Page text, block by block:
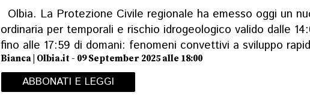
Olbia. La Protezione Civile regionale ha emesso oggi un
ordinaria per temporali e rischio idrogeologico valido dalle
fino alle 17:59 di domani: fenomeni convettivi a sviluppo
Bianca | Olbia.it - 09 September 2025 alle 18:00
ABBONATI E LEGGI